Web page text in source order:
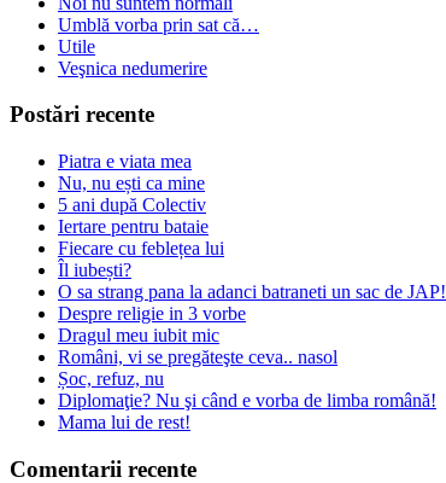
Umblă vorba prin sat că…
Utile
Veşnica nedumerire
Postări recente
Piatra e viata mea
Nu, nu ești ca mine
5 ani după Colectiv
Iertare pentru bataie
Fiecare cu feblețea lui
Îl iubești?
O sa strang pana la adanci batraneti un sac de JAP!
Despre religie in 3 vorbe
Dragul meu iubit mic
Români, vi se pregăteşte ceva.. nasol
Șoc, refuz, nu
Diplomaţie? Nu şi când e vorba de limba română!
Mama lui de rest!
Comentarii recente